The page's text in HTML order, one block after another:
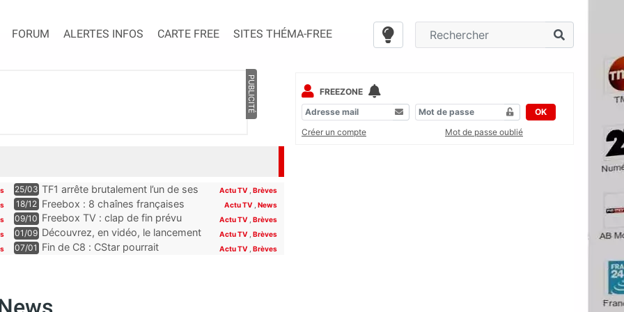
FORUM ALERTES INFOS CARTE FREE SITES THÉMA-FREE
PUBLICITÉ
25/03 TF1 arrête brutalement l’un de ses
programmes phares, les abonnés
Freebox, Livebox, Bbox et Box de
SFR découvriront son remplaçant
à la rentrée
Actu TV Brèves
18/12 Freebox : 8 chaînes françaises
seront offertes sur la Freebox dès
la fin du mois
Actu TV ,News
09/10 Freebox TV : clap de fin prévu
pour plusieurs chaînes Paramount
incluses pour les abonnés Free
Actu TV ,Brèves
01/09 Découvrez, en vidéo, le lancement
de Novo19, la nouvelle chaîne qui
Actu TV ,Brèves
07/01 Fin de C8 : CStar pourrait
Actu TV ,Brèves
FREEZONE
OK
Créer un compte
Mot de passe oublié